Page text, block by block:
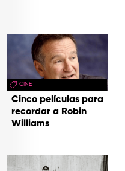
CINE
Cinco películas para
recordar a Robin
Williams